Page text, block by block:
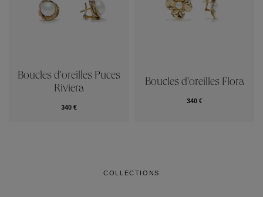
Boucles d'oreilles Puces
Riviera
340 €
Boucles d'oreilles Flora
340 €
COLLECTIONS